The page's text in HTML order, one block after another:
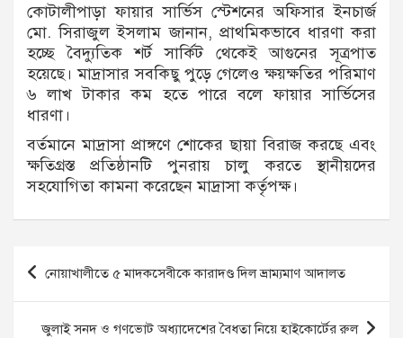
কোটালীপাড়া ফায়ার সার্ভিস স্টেশনের অফিসার ইনচার্জ
মো. সিরাজুল ইসলাম জানান, প্রাথমিকভাবে ধারণা করা
হচ্ছে বৈদ্যুতিক শর্ট সার্কিট থেকেই আগুনের সূত্রপাত
হয়েছে। মাদ্রাসার সবকিছু পুড়ে গেলেও ক্ষয়ক্ষতির পরিমাণ
৬ লাখ টাকার কম হতে পারে বলে ফায়ার সার্ভিসের
ধারণা।
বর্তমানে মাদ্রাসা প্রাঙ্গণে শোকের ছায়া বিরাজ করছে এবং
ক্ষতিগ্রস্ত প্রতিষ্ঠানটি পুনরায় চালু করতে স্থানীয়দের
সহযোগিতা কামনা করেছেন মাদ্রাসা কর্তৃপক্ষ।
Post
navigation
নোয়াখালীতে ৫ মাদকসেবীকে কারাদণ্ড দিল ভ্রাম্যমাণ আদালত
জুলাই সনদ ও গণভোট অধ্যাদেশের বৈধতা নিয়ে হাইকোর্টের রুল